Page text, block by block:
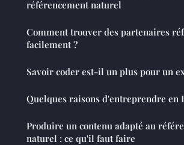
référencement naturel
Comment trouver des partenaires
facilement ?
Savoir coder est-il un plus pour un
Quelques raisons d'entreprendre en
Produire un contenu adapté au
naturel : ce qu'il faut faire